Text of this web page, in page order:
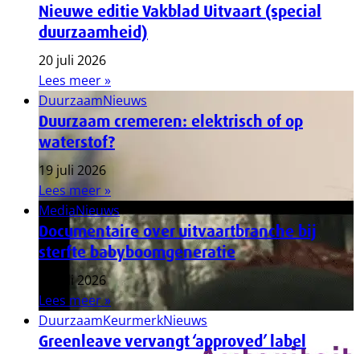
Nieuwe editie Vakblad Uitvaart (special
duurzaamheid)
20 juli 2026
Lees meer »
DuurzaamNieuws
Duurzaam cremeren: elektrisch of op
waterstof?
19 juli 2026
Lees meer »
MediaNieuws
Documentaire over uitvaartbranche bij
sterfte babyboomgeneratie
17 juli 2026
Lees meer »
DuurzaamKeurmerkNieuws
Greenleave vervangt ‘approved’ label